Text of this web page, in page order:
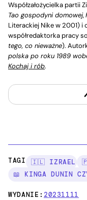
Współzałożycielka partii
Tao gospodyni domowej,
Literackiej Nike w 2001) i
współredaktorka pracy
tego, co nieważne).
polska po roku 1989
Kochaj i rób.
TAGI: 🇮🇱 IZRAEL
📖 KINGA DUNIN
WYDANIE:20231111